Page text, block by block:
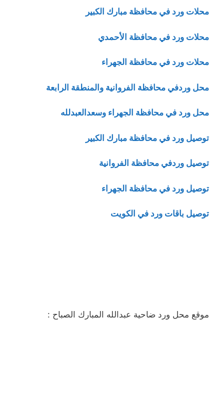
محلات ورد في محافظة مبارك الكبير
محلات ورد في محافظة الأحمدي
محلات ورد في محافظة الجهراء
محل وردفي محافظة الفروانية والمنطقة الرابعة
محل ورد في محافظة الجهراء وسعدالعبدلله
توصيل ورد في محافظة مبارك الكبير
توصيل وردفي محافظة الفروانية
توصيل ورد في محافظة الجهراء
توصيل باقات ورد في الكويت
موقع محل ورد ضاحية عبدالله المبارك الصباح :